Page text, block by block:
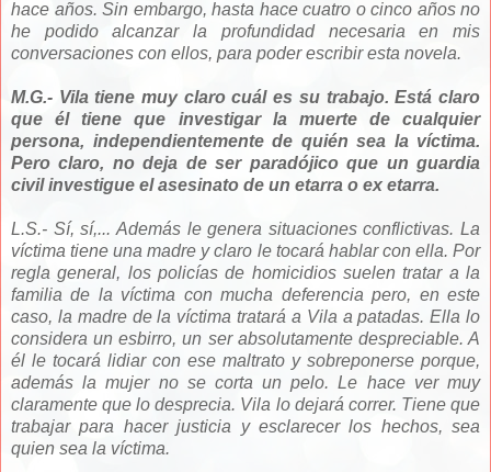
hace años. Sin embargo, hasta hace cuatro o cinco años no
he podido alcanzar la profundidad necesaria en mis
conversaciones con ellos, para poder escribir esta novela.
M.G.- Vila tiene muy claro cuál es su trabajo. Está claro
que él tiene que investigar la muerte de cualquier
persona, independientemente de quién sea la víctima.
Pero claro, no deja de ser paradójico que un guardia
civil investigue el asesinato de un etarra o ex etarra.
L.S.- Sí, sí,... Además le genera situaciones conflictivas. La
víctima tiene una madre y claro le tocará hablar con ella. Por
regla general, los policías de homicidios suelen tratar a la
familia de la víctima con mucha deferencia pero, en este
caso, la madre de la víctima tratará a Vila a patadas. Ella lo
considera un esbirro, un ser absolutamente despreciable. A
él le tocará lidiar con ese maltrato y sobreponerse porque,
además la mujer no se corta un pelo. Le hace ver muy
claramente que lo desprecia. Vila lo dejará correr. Tiene que
trabajar para hacer justicia y esclarecer los hechos, sea
quien sea la víctima.